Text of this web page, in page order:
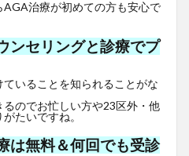
治療が初めての方も安心で
ンセリングと診療でプ
いることを知られることがな
のでお忙しい方や23区外・他
たいですね。
は無料＆何回でも受診